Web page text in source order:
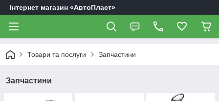
Інтернет магазин «АвтоПласт»
Товари та послуги Запчастини
Запчастини